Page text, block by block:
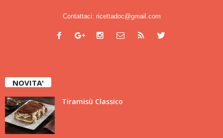
Contattaci: ricettadoc@gmail.com
NOVITA'
Tiramisù Classico